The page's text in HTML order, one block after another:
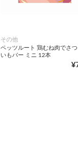
その他
ペッツルート 鶏むね肉でさつ
いもバー ミニ 12本